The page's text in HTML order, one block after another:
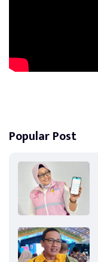
Popular Post